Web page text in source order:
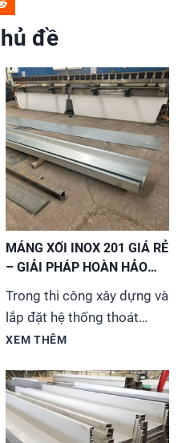
đề
MÁNG XỐI INOX 201 GIÁ RẺ
– GIẢI PHÁP HOÀN HẢO
CHO MỌI CÔNG TRÌNH
Trong thi công xây dựng và
lắp đặt hệ thống thoát
nước, việc lựa chọn vật liệu
lượng vừa tiết kiệm chi phí
luôn là ưu tiên hàng
đầu. Máng xối inox 201 đã
XEM THÊM